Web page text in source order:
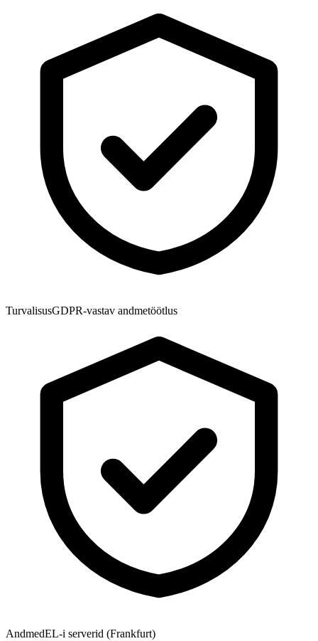
TurvalisusGDPR-vastav andmetöötlus
AndmedEL-i serverid (Frankfurt)